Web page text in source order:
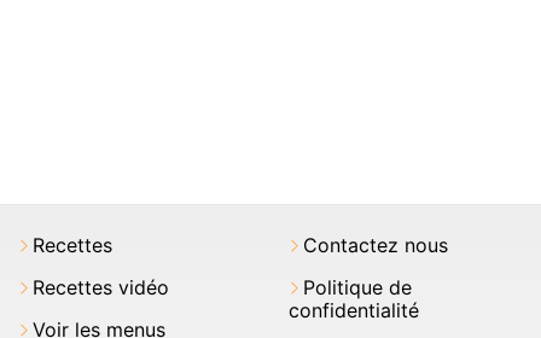
Recettes
Recettes vidéo
Voir les menus
Contactez nous
Politique de
confidentialité